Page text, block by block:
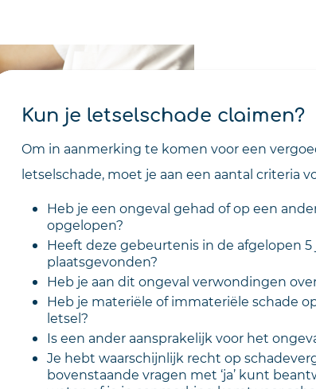
Kun je letselschade claimen?
Om in aanmerking te komen voor een
letselschade, moet je aan een aantal criteria
Heb je een ongeval gehad of op een
opgelopen?
Heeft deze gebeurtenis in de afgelopen 5
plaatsgevonden?
Heb je aan dit ongeval verwondingen
Heb je materiële of immateriële schade
letsel?
Is een ander aansprakelijk voor het
Je hebt waarschijnlijk recht op
bovenstaande vragen met ‘ja’ kunt